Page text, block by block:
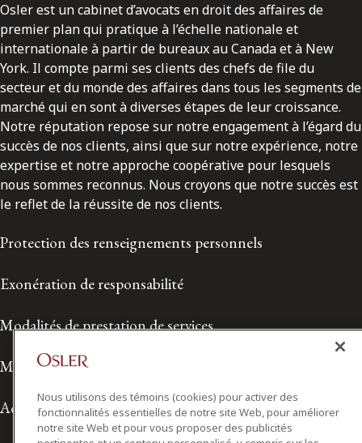
Osler est un cabinet d’avocats en droit des affaires de
premier plan qui pratique à l’échelle nationale et
internationale à partir de bureaux au Canada et à New
York. Il compte parmi ses clients des chefs de file du
secteur et du monde des affaires dans tous les segments de
marché qui en sont à diverses étapes de leur croissance.
Notre réputation repose sur notre engagement à l’égard du
succès de nos clients, ainsi que sur notre expérience, notre
expertise et notre approche coopérative pour lesquels
nous sommes reconnus. Nous croyons que notre succès est
le reflet de la réussite de nos clients.
Protection des renseignements personnels
Exonération de responsabilité
Modalités de prestation de services
Modalités d'utilisation
Accessibilité
Nous utilisons des témoins (cookies) pour activer des
fonctionnalités essentielles de notre site Web, pour améliorer
notre site Web et pour vous proposer des publicités